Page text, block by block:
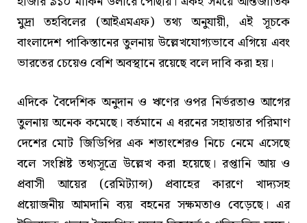
মুদ্রা তহবিলের (আইএমএফ) তথ্য অনুযায়ী, এই সূচকে
বাংলাদেশ পাকিস্তানের তুলনায় উল্লেখযোগ্যভাবে এগিয়ে এবং
ভারতের চেয়েও বেশি অবস্থানে রয়েছে বলে দাবি করা হয়।
এদিকে বৈদেশিক অনুদান ও ঋণের ওপর নির্ভরতাও আগের
তুলনায় অনেক কমেছে। বর্তমানে এ ধরনের সহায়তার পরিমাণ
দেশের মোট জিডিপির এক শতাংশেরও নিচে নেমে এসেছে
বলে সংশ্লিষ্ট তথ্যসূত্রে উল্লেখ করা হয়েছে। রপ্তানি আয় ও
প্রবাসী আয়ের (রেমিট্যান্স) প্রবাহের কারণে খাদ্যসহ
প্রয়োজনীয় আমদানি ব্যয় বহনের সক্ষমতাও বেড়েছে। এর